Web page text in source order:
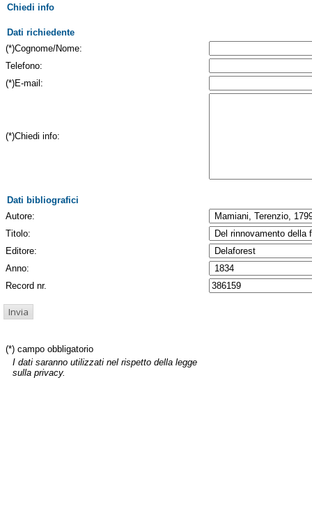
Chiedi info
Dati richiedente
(*)Cognome/Nome:
Telefono:
(*)E-mail:
(*)Chiedi info:
Dati bibliografici
Autore:
Titolo:
Editore:
Anno:
Record nr.
(*) campo obbligatorio
I dati saranno utilizzati nel rispetto della legge
sulla privacy.